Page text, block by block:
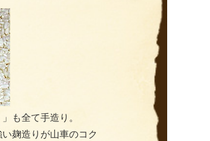
も全て手造り。
麹造りが山車のコク